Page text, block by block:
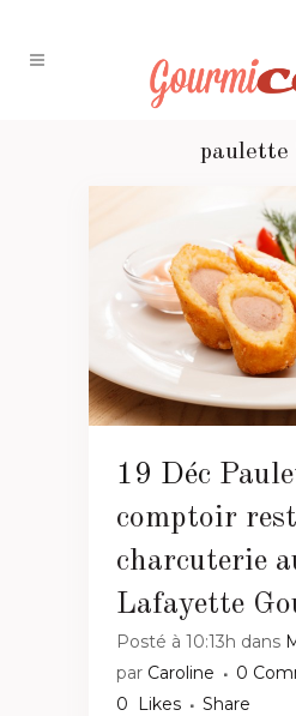
paulette
19 Déc
comptoir
charcuterie
Lafayette
Posté à 10:13h dans
par Caroline
0
0
Likes Share